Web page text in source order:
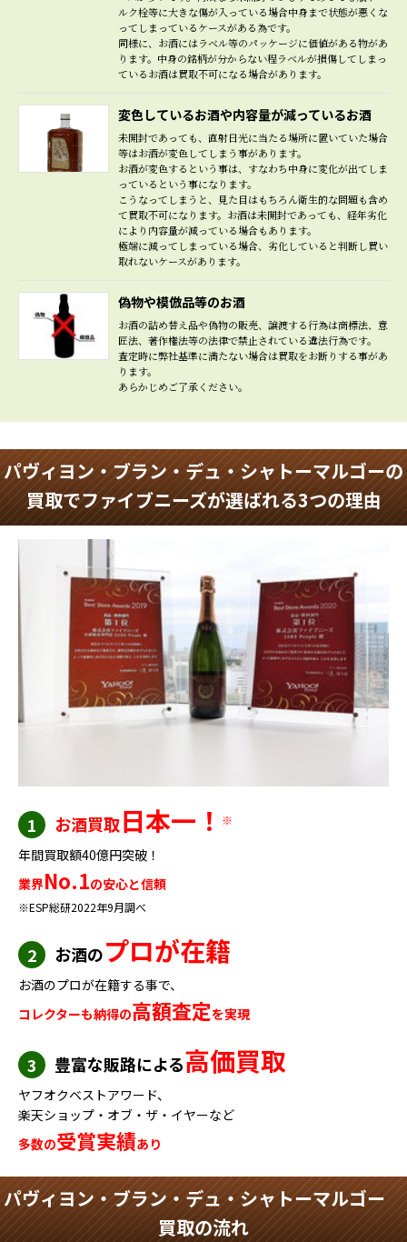
ルク栓等に大きな傷が入っている場合中身まで状態が悪くな
ってしまっているケースがある為です。
同様に、お酒にはラベル等のパッケージに価値がある物があ
ります。中身の銘柄が分からない程ラベルが損傷してしまっ
ているお酒は買取不可になる場合があります。
変色しているお酒や内容量が減っているお酒
未開封であっても、直射日光に当たる場所に置いていた場合
等はお酒が変色してしまう事があります。
お酒が変色するという事は、すなわち中身に変化が出てしま
っているという事になります。
こうなってしまうと、見た目はもちろん衛生的な問題も含め
て買取不可になります。お酒は未開封であっても、経年劣化
により内容量が減っている場合もあります。
極端に減ってしまっている場合、劣化していると判断し買い
取れないケースがあります。
偽物や模倣品等のお酒
お酒の詰め替え品や偽物の販売、譲渡する行為は商標法、意
匠法、著作権法等の法律で禁止されている違法行為です。
査定時に弊社基準に満たない場合は買取をお断りする事があ
ります。
あらかじめご了承ください。
パヴィヨン・ブラン・デュ・シャトーマルゴーの
買取でファイブニーズが選ばれる3つの理由
1 お酒買取日本一！ ※
年間買取額40億円突破！
業界No.1の安心と信頼
※ESP総研2022年9月調べ
2 お酒のプロが在籍
お酒のプロが在籍する事で、
コレクターも納得の高額査定を実現
3 豊富な販路による高価買取
ヤフオクベストアワード、
楽天ショップ・オブ・ザ・イヤーなど
多数の受賞実績あり
パヴィヨン・ブラン・デュ・シャトーマルゴー
買取の流れ